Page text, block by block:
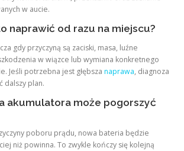
w aucie.
naprawić od razu na miejscu?
gdy przyczyną są zaciski, masa, luźne
w wiązce lub wymiana konkretnego
Jeśli potrzebna jest głębsza naprawa, diagnoza
dalszy plan.
akumulatora może pogorszyć
poboru prądu, nowa bateria będzie
niż powinna. To zwykle kończy się kolejną